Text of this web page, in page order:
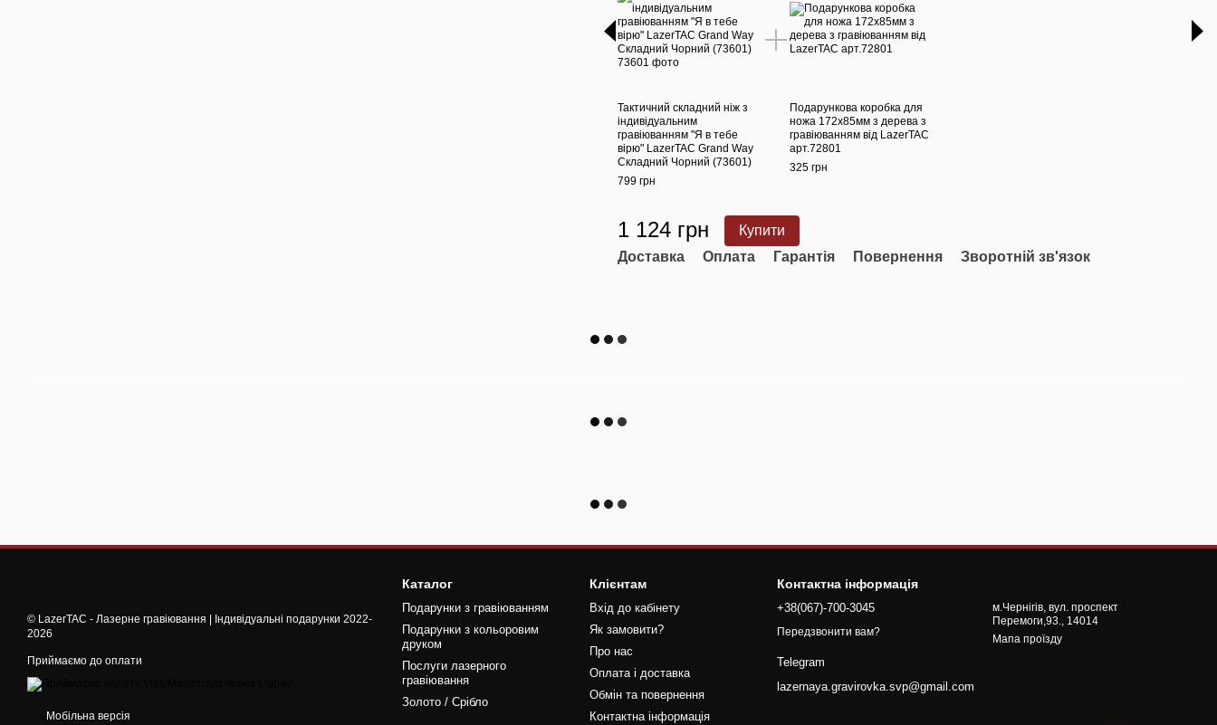
Тактичний складний ніж з
індивідуальним
гравіюванням "Я в тебе
вірю" LazerTAC Grand Way
Складний Чорний (73601)
799 грн
Подарункова коробка для
ножа 172х85мм з дерева з
гравіюванням від LazerTAC
арт.72801
325 грн
1 124 грн Купити
Доставка Оплата Гарантія Повернення Зворотній зв'язок
© LazerTAC - Лазерне гравіювання | Індивідуальні подарунки 2022-
2026
Приймаємо до оплати
Мобільна версія
Каталог
Подарунки з гравіюванням
Подарунки з кольоровим
друком
Послуги лазерного
гравіювання
Золото / Срібло
Клієнтам
Вхід до кабінету
Як замовити?
Про нас
Оплата і доставка
Обмін та повернення
Контактна інформація
Контактна інформація
+38(067)-700-3045
Передзвонити вам?
Telegram
lazernaya.gravirovka.svp@gmail.com
м.Чернігів, вул. проспект
Перемоги,93., 14014
Мапа проїзду